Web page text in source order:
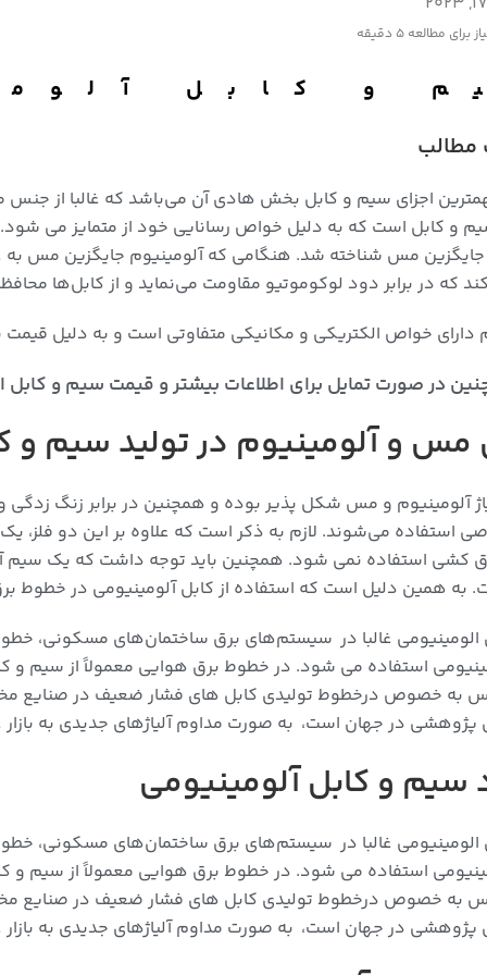
برای مطالعه 5 دقیقه
و کابل
اجزای سیم و کابل بخش هادی آن می‌باشد که غالبا از
جایگزین مس شناخته شد. هنگامی که آلومینیوم جایگزین مس به
که در برابر دود لوکوموتیو مقاومت می‌نماید و از کابل‌ها
دارای خواص الکتریکی و مکانیکی متفاوتی است و به دلیل
در صورت تمایل برای اطلاعات بیشتر و قیمت سیم و کابل
مس و آلومینیوم در تولید سیم و
آلومینیوم و مس شکل پذیر بوده و همچنین در برابر زنگ
استفاده می‌شوند. لازم به ذکر است که علاوه بر این دو فلز، یک
کشی استفاده نمی شود. همچنین باید توجه داشت که یک سیم
همین دلیل است که استفاده از کابل آلومینیومی در خطوط
الومینیومی غالبا در سیستم‌های برق ساختمان‌های مسکونی،
استفاده می شود. در خطوط برق هوایی معمولاً از سیم و
به خصوص درخطوط تولیدی کابل های فشار ضعیف در صنایع
در جهان است، به صورت مداوم آلیاژهای جدیدی به
سیم و کابل آلومینیومی
الومینیومی غالبا در سیستم‌های برق ساختمان‌های مسکونی،
استفاده می شود. در خطوط برق هوایی معمولاً از سیم و
به خصوص درخطوط تولیدی کابل های فشار ضعیف در صنایع
در جهان است، به صورت مداوم آلیاژهای جدیدی به